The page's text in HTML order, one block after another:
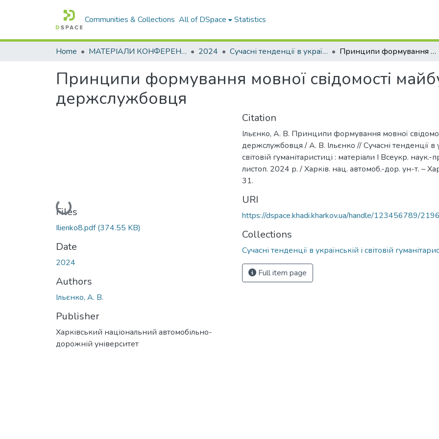
Communities & Collections All of DSpace Statistics
Home МАТЕРІАЛИ КОНФЕРЕНЦІЙ 2024 Сучасні тенденції в українській і світовій гуманітаристиці Принципи формування мовної свідомості майбутнього держслужбовця
Принципи формування мовної свідомості
держслужбовця
Loading...
Files
Ilienko8.pdf(374.55 KB)
Date
2024
Authors
Ільєнко, А. В.
Publisher
Харківський національний автомобільно-
дорожній університет
Citation
Ільєнко, А. В. Принципи формування мовної
держслужбовця / А. В. Ільєнко // Сучасні тенденції в
світовій гуманітаристиці : матеріали І Всеукр. наук.-
листоп. 2024 р. / Харків. нац. автомоб.-дор. ун-т. –
31.
URI
https://dspace.khadi.kharkov.ua/handle/123456789/
Collections
Сучасні тенденції в українській і світовій
Full item page